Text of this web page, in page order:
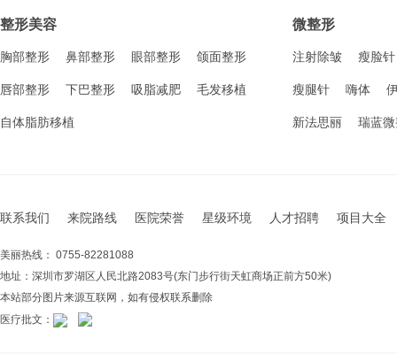
整形美容
胸部整形 鼻部整形 眼部整形 颌面整形
唇部整形 下巴整形 吸脂减肥 毛发移植
自体脂肪移植
微整形
注射除皱 瘦脸针
瘦腿针 嗨体
新法思丽 瑞蓝
联系我们 来院路线 医院荣誉 星级环境 人才招聘 项目大全
美丽热线： 0755-82281088
地址：深圳市罗湖区人民北路2083号(东门步行街天虹商场正前方50米)
本站部分图片来源互联网，如有侵权联系删除
医疗批文：